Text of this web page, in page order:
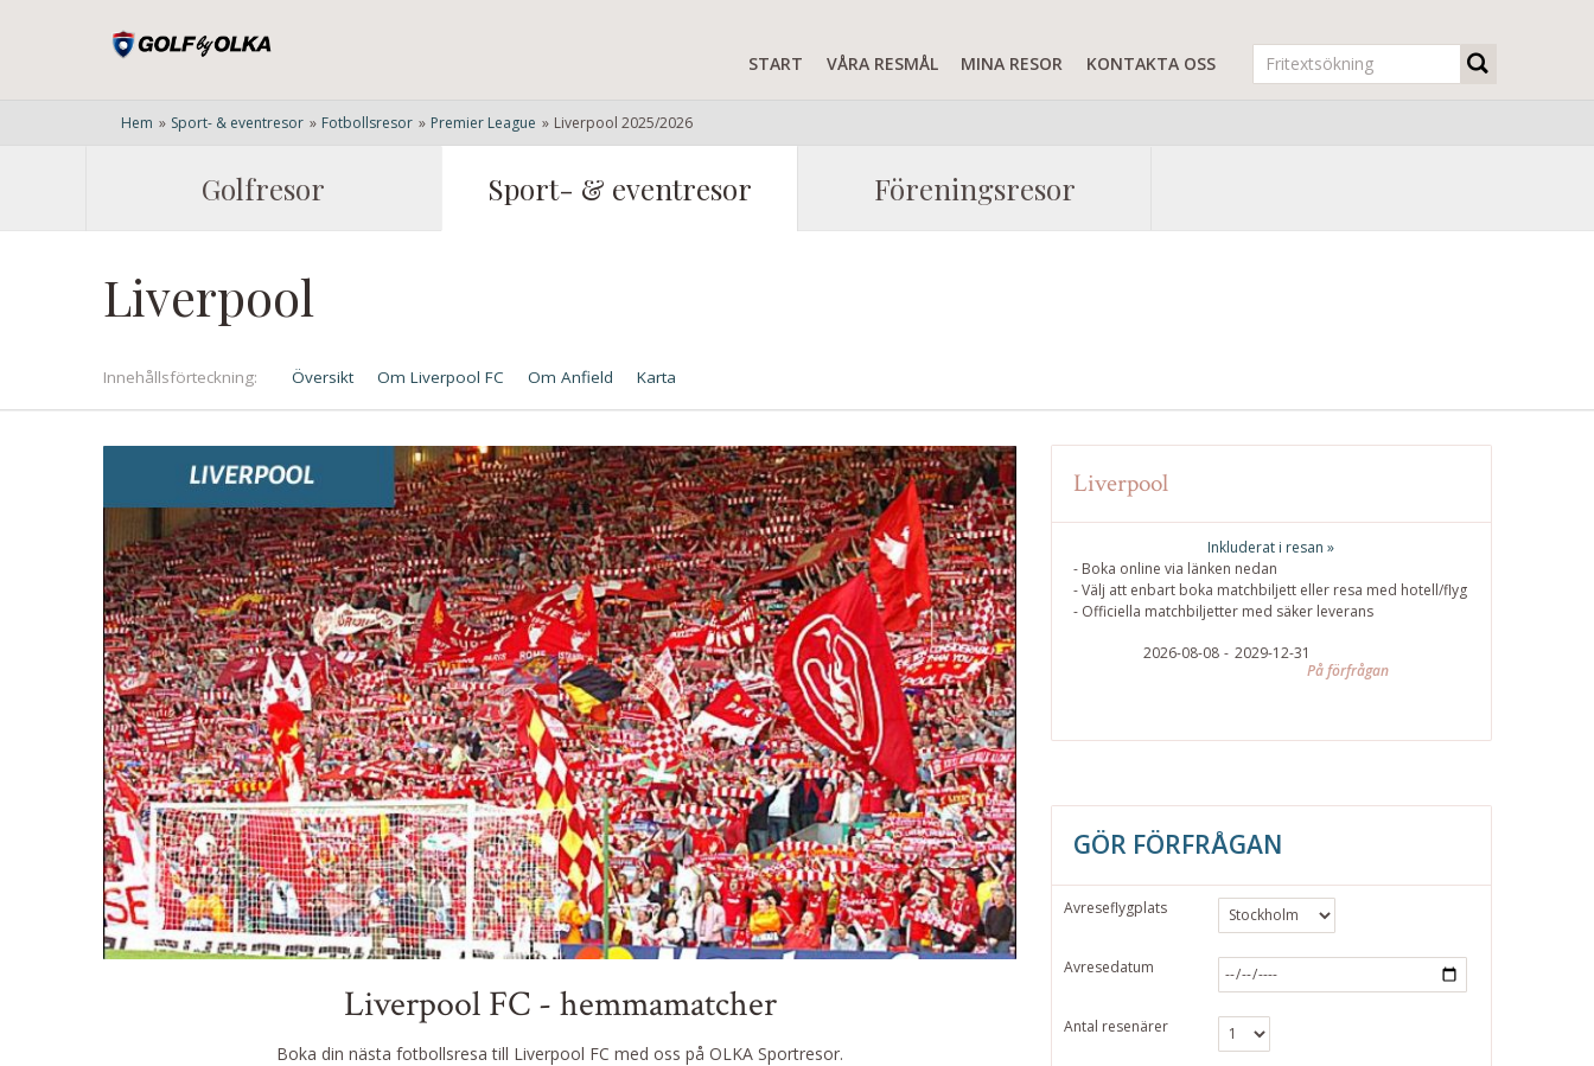
START VÅRA RESMÅL MINA RESOR KONTAKTA OSS
Hem » Sport- & eventresor » Fotbollsresor » Premier League » Liverpool 2025/2026
Golfresor Sport- & eventresor Föreningsresor
Liverpool
Innehållsförteckning Översikt Om Liverpool FC Om Anfield Karta
Liverpool FC - hemmamatcher
Boka din nästa fotbollsresa till Liverpool FC med oss på OLKA Sportresor.
Liverpool
Inkluderat i resan »
- Boka online via länken nedan
- Välj att enbart boka matchbiljett eller resa med hotell/flyg
- Officiella matchbiljetter med säker leverans
2026-08-08
2029-12-31
På förfrågan
GÖR FÖRFRÅGAN
Avreseflygplats
Avresedatum
Antal resenärer